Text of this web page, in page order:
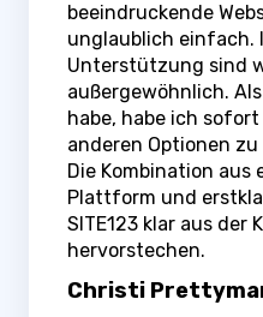
beeindruckende
unglaublich einfach.
Unterstützung sind
außergewöhnlich.
habe, habe ich
anderen Optionen
Die Kombination
Plattform und
SITE123 klar aus der
hervorstechen.
Christi